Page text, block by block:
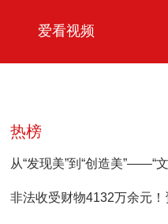
爱看视频
热榜
从“发现美”到“创造美”——“
非法收受财物4132万余元！